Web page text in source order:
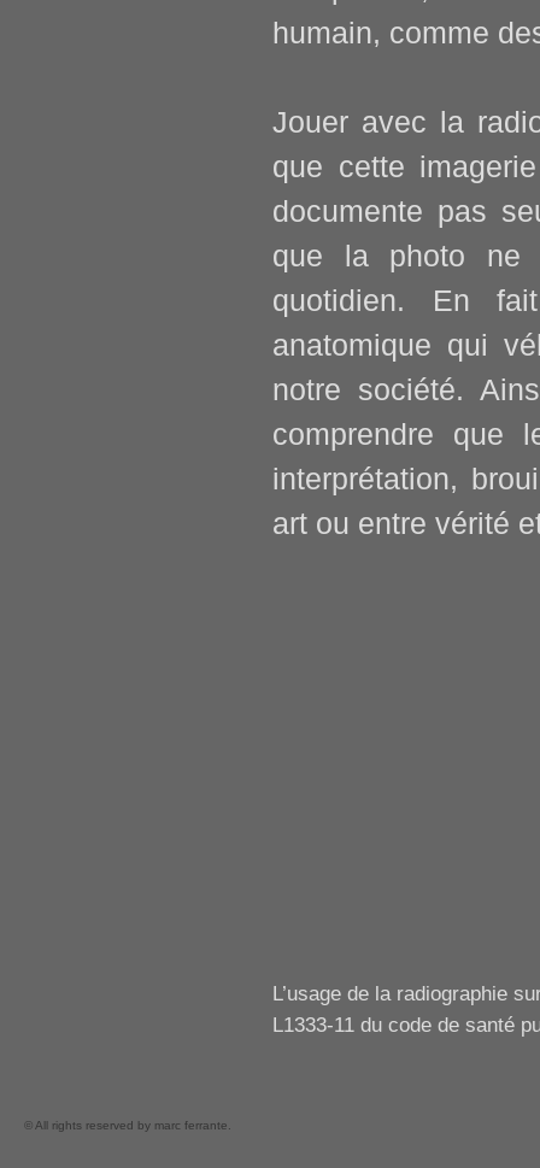
humain, comme
Jouer avec la
que cette
documente pas
que la photo ne
quotidien. En
anatomique qui
notre société.
comprendre que
interprétation,
art ou entre vérité
L’usage de la radiographie
L1333-11 du code de santé
© All rights reserved by marc ferrante.